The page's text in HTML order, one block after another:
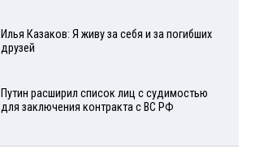
Илья Казаков: Я живу за себя и за погибших
друзей
Путин расширил список лиц с судимостью
для заключения контракта с ВС РФ